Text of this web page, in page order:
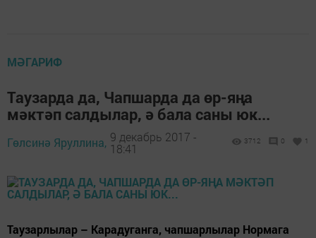
МӘГАРИФ
Таузарда да, Чапшарда да өр-яңа
мәктәп салдылар, ә бала саны юк...
Гөлсинә Яруллина, 9 декабрь 2017 -
18:41
3712 0 1
Таузарлылар – Карадуганга, чапшарлылар Нормага